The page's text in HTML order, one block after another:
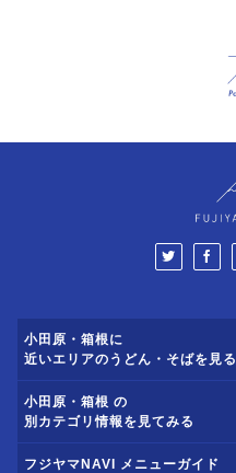
小田原・箱根に
近いエリアのうどん・そばを見る
小田原・箱根 の
別カテゴリ情報を見てみる
フジヤマNAVI メニューガイド